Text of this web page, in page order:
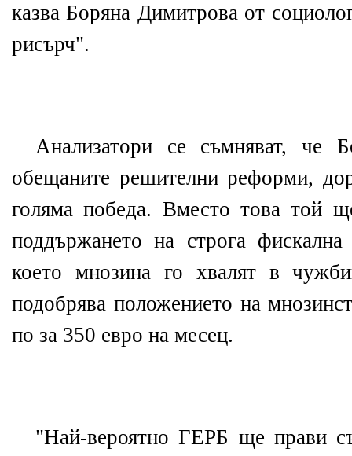
казва Боряна Димитрова от
рисърч".
Анализатори се съмняват, че
обещаните решителни реформи,
голяма победа. Вместо това той
поддържането на строга
което мнозина го хвалят в
подобрява положението на
по за 350 евро на месец.
"Най-вероятно ГЕРБ ще прави